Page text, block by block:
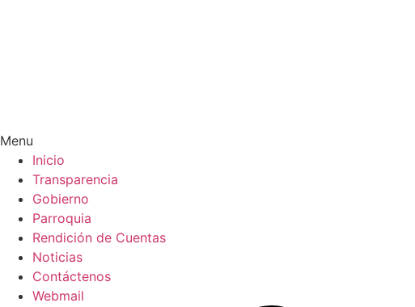
Menu
Inicio
Transparencia
Gobierno
Parroquia
Rendición de Cuentas
Noticias
Contáctenos
Webmail